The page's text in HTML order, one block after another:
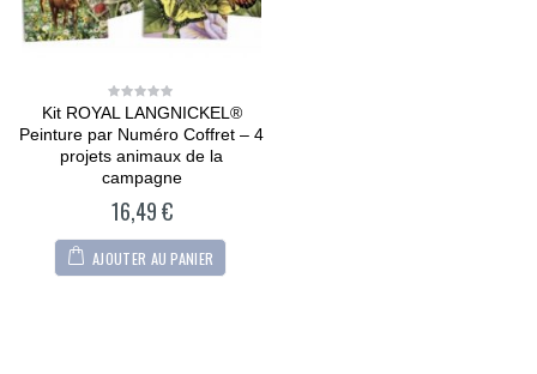
0
of
5
Kit ROYAL LANGNICKEL®
Peinture par Numéro Coffret – 4
projets animaux de la
campagne
16,49€
AJOUTER AU PANIER